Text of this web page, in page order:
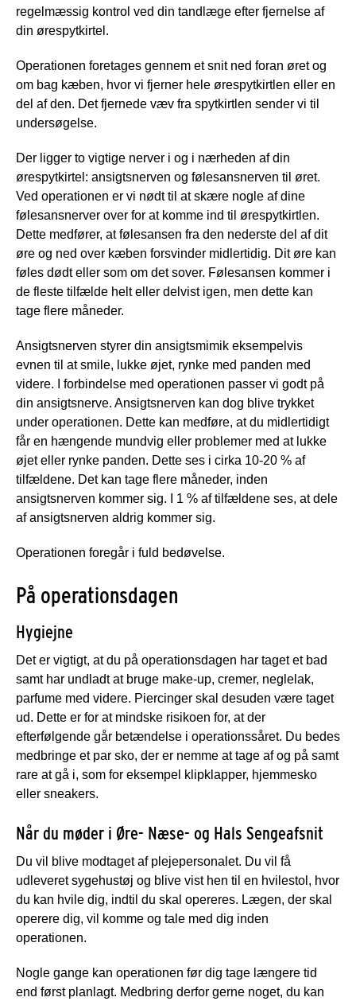
regelmæssig kontrol ved din tandlæge efter fjernelse af
din ørespytkirtel.
Operationen foretages gennem et snit ned foran øret og
om bag kæben, hvor vi fjerner hele ørespytkirtlen eller en
del af den. Det fjernede væv fra spytkirtlen sender vi til
undersøgelse.
Der ligger to vigtige nerver i og i nærheden af din
ørespytkirtel: ansigtsnerven og følesansnerven til øret.
Ved operationen er vi nødt til at skære nogle af dine
følesansnerver over for at komme ind til ørespytkirtlen.
Dette medfører, at følesansen fra den nederste del af dit
øre og ned over kæben forsvinder midlertidig. Dit øre kan
føles dødt eller som om det sover. Følesansen kommer i
de fleste tilfælde helt eller delvist igen, men dette kan
tage flere måneder.
Ansigtsnerven styrer din ansigtsmimik eksempelvis
evnen til at smile, lukke øjet, rynke med panden med
videre. I forbindelse med operationen passer vi godt på
din ansigtsnerve. Ansigtsnerven kan dog blive trykket
under operationen. Dette kan medføre, at du midlertidigt
får en hængende mundvig eller problemer med at lukke
øjet eller rynke panden. Dette ses i cirka 10-20 % af
tilfældene. Det kan tage flere måneder, inden
ansigtsnerven kommer sig. I 1 % af tilfældene ses, at dele
af ansigtsnerven aldrig kommer sig.
Operationen foregår i fuld bedøvelse.
På operationsdagen
Hygiejne
Det er vigtigt, at du på operationsdagen har taget et bad
samt har undladt at bruge make-up, cremer, neglelak,
parfume med videre. Piercinger skal desuden være taget
ud. Dette er for at mindske risikoen for, at der
efterfølgende går betændelse i operationssåret. Du bedes
medbringe et par sko, der er nemme at tage af og på samt
rare at gå i, som for eksempel klipklapper, hjemmesko
eller sneakers.
Når du møder i Øre- Næse- og Hals Sengeafsnit
Du vil blive modtaget af plejepersonalet. Du vil få
udleveret sygehustøj og blive vist hen til en hvilestol, hvor
du kan hvile dig, indtil du skal opereres. Lægen, der skal
operere dig, vil komme og tale med dig inden
operationen.
Nogle gange kan operationen før dig tage længere tid
end først planlagt. Medbring derfor gerne noget, du kan